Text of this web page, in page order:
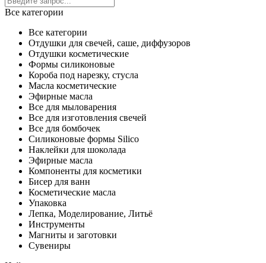
Все категории
Все категории
Отдушки для свечей, саше, диффузоров
Отдушки косметические
Формы силиконовые
Короба под нарезку, стусла
Масла косметические
Эфирные масла
Все для мыловарения
Все для изготовления свечей
Все для бомбочек
Силиконовые формы Silico
Наклейки для шоколада
Эфирные масла
Компоненты для косметики
Бисер для ванн
Косметические масла
Упаковка
Лепка, Моделирование, Литьё
Инструменты
Магниты и заготовки
Сувениры